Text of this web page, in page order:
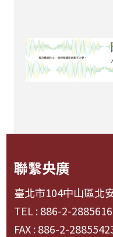
聯繫央廣
臺北市104中山區北
TEL : 886-2-
FAX : 886-2-